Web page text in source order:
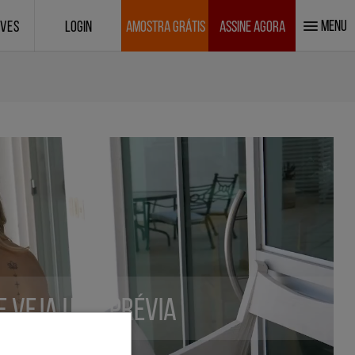
LOGIN AMOSTRA GRÁTIS ASSINE AGORA MENU
veja uma prévia